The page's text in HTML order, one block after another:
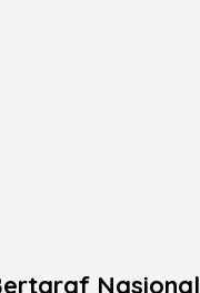
Nasional